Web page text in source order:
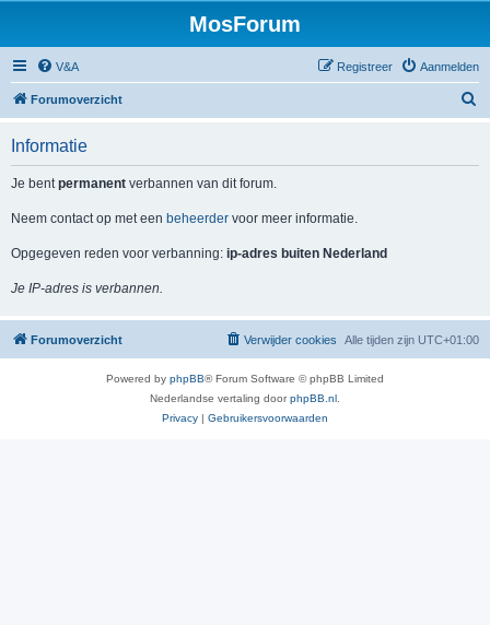
MosForum
V&A Aanmelden
Registreer
Forumoverzicht
Informatie
Je bentpermanent verbannen van dit forum.
Neem contact op met een beheerder voor meer informatie.
Opgegeven reden voor verbanning: ip-adres buiten Nederland
Je IP-adres is verbannen.
Forumoverzicht Alle tijden zijn UTC+01:00
Verwijder cookies
Powered by phpBB® Forum Software © phpBB Limited
Nederlandse vertaling doorphpBB.nl
Privacy | Gebruikersvoorwaarden